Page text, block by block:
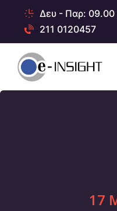
Δευ - Παρ: 09.00
211 0120457
17